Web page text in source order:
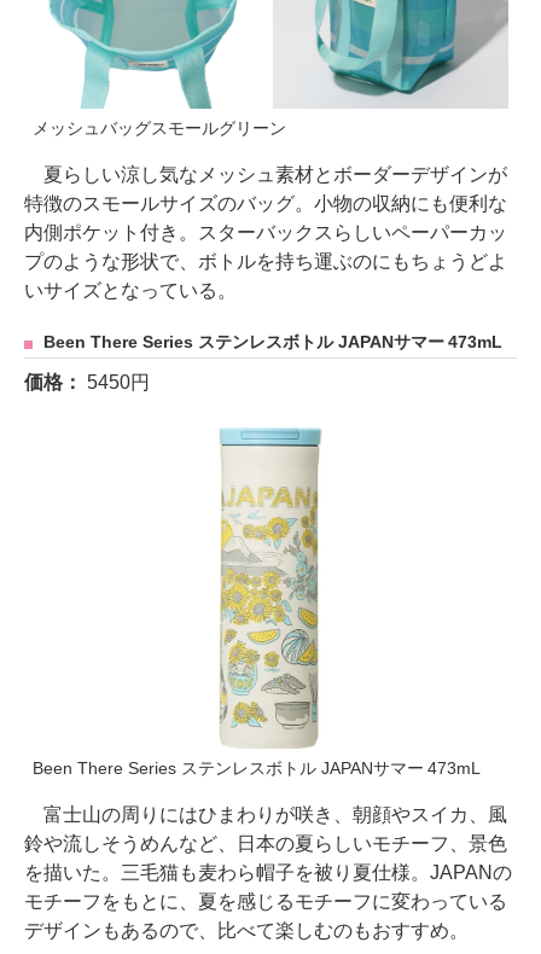
メッシュバッグスモールグリーン
夏らしい涼し気なメッシュ素材とボーダーデザインが
特徴のスモールサイズのバッグ。小物の収納にも便利な
内側ポケット付き。スターバックスらしいペーパーカッ
プのような形状で、ボトルを持ち運ぶのにもちょうどよ
いサイズとなっている。
Been There Series ステンレスボトル JAPANサマー 473mL
価格： 5450円
Been There Series ステンレスボトル JAPANサマー 473mL
富士山の周りにはひまわりが咲き、朝顔やスイカ、風
鈴や流しそうめんなど、日本の夏らしいモチーフ、景色
を描いた。三毛猫も麦わら帽子を被り夏仕様。JAPANの
モチーフをもとに、夏を感じるモチーフに変わっている
デザインもあるので、比べて楽しむのもおすすめ。